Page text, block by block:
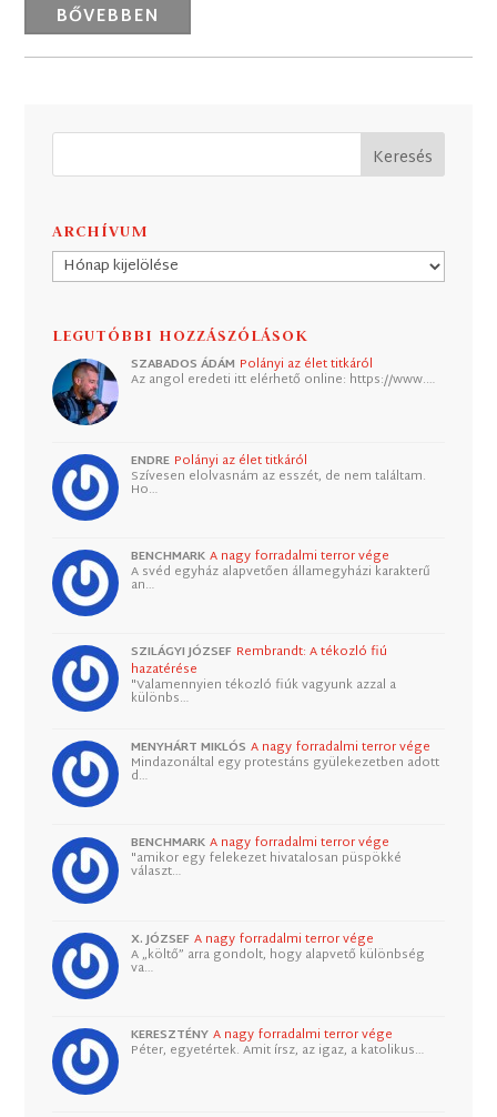
BŐVEBBEN
ARCHÍVUM
Archívum
LEGUTÓBBI HOZZÁSZÓLÁSOK
SZABADOS ÁDÁM Polányi az élet titkáról
Az angol eredeti itt elérhető online: https://www.…
ENDRE Polányi az élet titkáról
Szívesen elolvasnám az esszét, de nem találtam.
Ho…
BENCHMARK A nagy forradalmi terror vége
A svéd egyház alapvetően államegyházi karakterű
an…
SZILÁGYI JÓZSEF Rembrandt: A tékozló fiú
hazatérése
"Valamennyien tékozló fiúk vagyunk azzal a
különbs…
MENYHÁRT MIKLÓS A nagy forradalmi terror vége
Mindazonáltal egy protestáns gyülekezetben adott
d…
BENCHMARK A nagy forradalmi terror vége
"amikor egy felekezet hivatalosan püspökké
választ…
X. JÓZSEF A nagy forradalmi terror vége
A „költő” arra gondolt, hogy alapvető különbség
va…
KERESZTÉNY A nagy forradalmi terror vége
Péter, egyetértek. Amit írsz, az igaz, a katolikus…